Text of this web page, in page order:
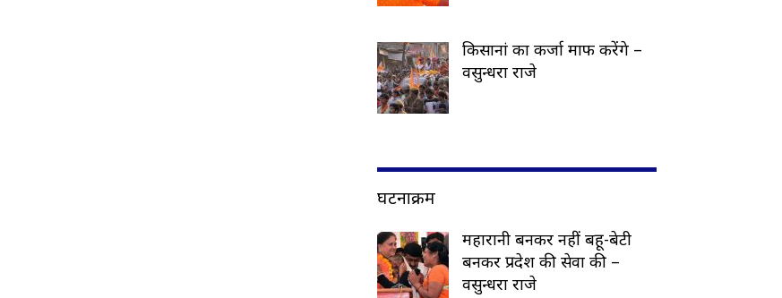
किसानां का कर्जा माफ करेंगे –
वसुन्धरा राजे
घटनाक्रम
महारानी बनकर नहीं बहू-बेटी
बनकर प्रदेश की सेवा की –
वसुन्धरा राजे